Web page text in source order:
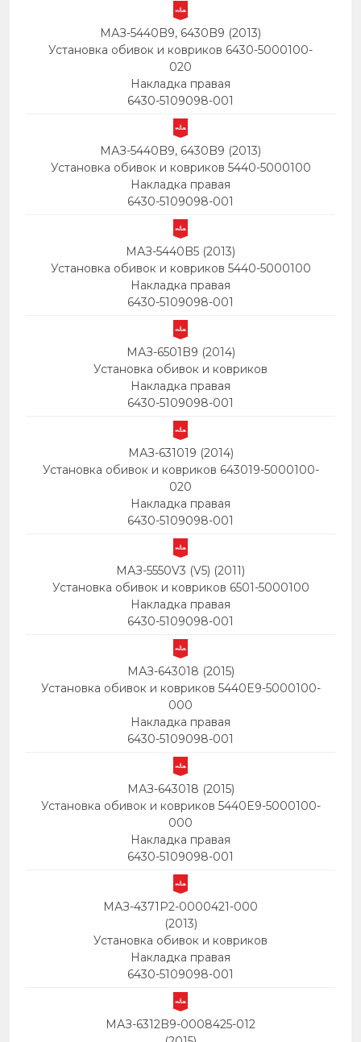
МАЗ-5440B9, 6430B9 (2013)
Установка обивок и ковриков 6430-5000100-
020
Накладка правая
6430-5109098-001
МАЗ-5440B9, 6430B9 (2013)
Установка обивок и ковриков 5440-5000100
Накладка правая
6430-5109098-001
МАЗ-5440B5 (2013)
Установка обивок и ковриков 5440-5000100
Накладка правая
6430-5109098-001
МАЗ-6501B9 (2014)
Установка обивок и ковриков
Накладка правая
6430-5109098-001
МАЗ-631019 (2014)
Установка обивок и ковриков 643019-5000100-
020
Накладка правая
6430-5109098-001
МАЗ-5550V3 (V5) (2011)
Установка обивок и ковриков 6501-5000100
Накладка правая
6430-5109098-001
МАЗ-643018 (2015)
Установка обивок и ковриков 5440E9-5000100-
000
Накладка правая
6430-5109098-001
МАЗ-643018 (2015)
Установка обивок и ковриков 5440E9-5000100-
000
Накладка правая
6430-5109098-001
МАЗ-4371P2-0000421-000
(2013)
Установка обивок и ковриков
Накладка правая
6430-5109098-001
МАЗ-6312B9-0008425-012